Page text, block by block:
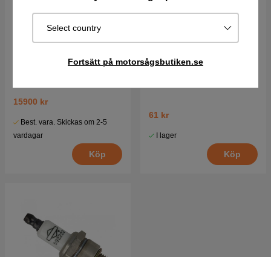
Select country
Fortsätt på motorsågsbutiken.se
15900 kr
Best. vara. Skickas om 2-5
vardagar
Köp
61 kr
I lager
Köp